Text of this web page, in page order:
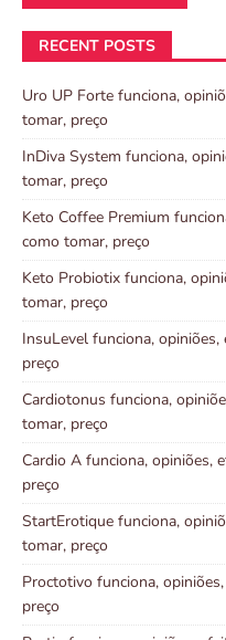
RECENT POSTS
Uro UP Forte funciona,
tomar, preço
InDiva System funciona,
tomar, preço
Keto Coffee Premium
como tomar, preço
Keto Probiotix funciona,
tomar, preço
InsuLevel funciona,
preço
Cardiotonus funciona,
tomar, preço
Cardio A funciona, opiniões,
preço
StartErotique funciona,
tomar, preço
Proctotivo funciona,
preço